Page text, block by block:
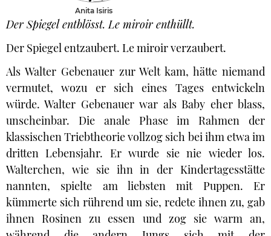
Anita Isiris
Der Spiegel entblösst. Le miroir enthüllt.
Der Spiegel entzaubert. Le miroir verzaubert.
Als Walter Gebenauer zur Welt kam, hätte niemand
vermutet, wozu er sich eines Tages entwickeln
würde. Walter Gebenauer war als Baby eher blass,
unscheinbar. Die anale Phase im Rahmen der
klassischen Triebtheorie vollzog sich bei ihm etwa im
dritten Lebensjahr. Er wurde sie nie wieder los.
Walterchen, wie sie ihn in der Kindertagesstätte
nannten, spielte am liebsten mit Puppen. Er
kümmerte sich rührend um sie, redete ihnen zu, gab
ihnen Rosinen zu essen und zog sie warm an,